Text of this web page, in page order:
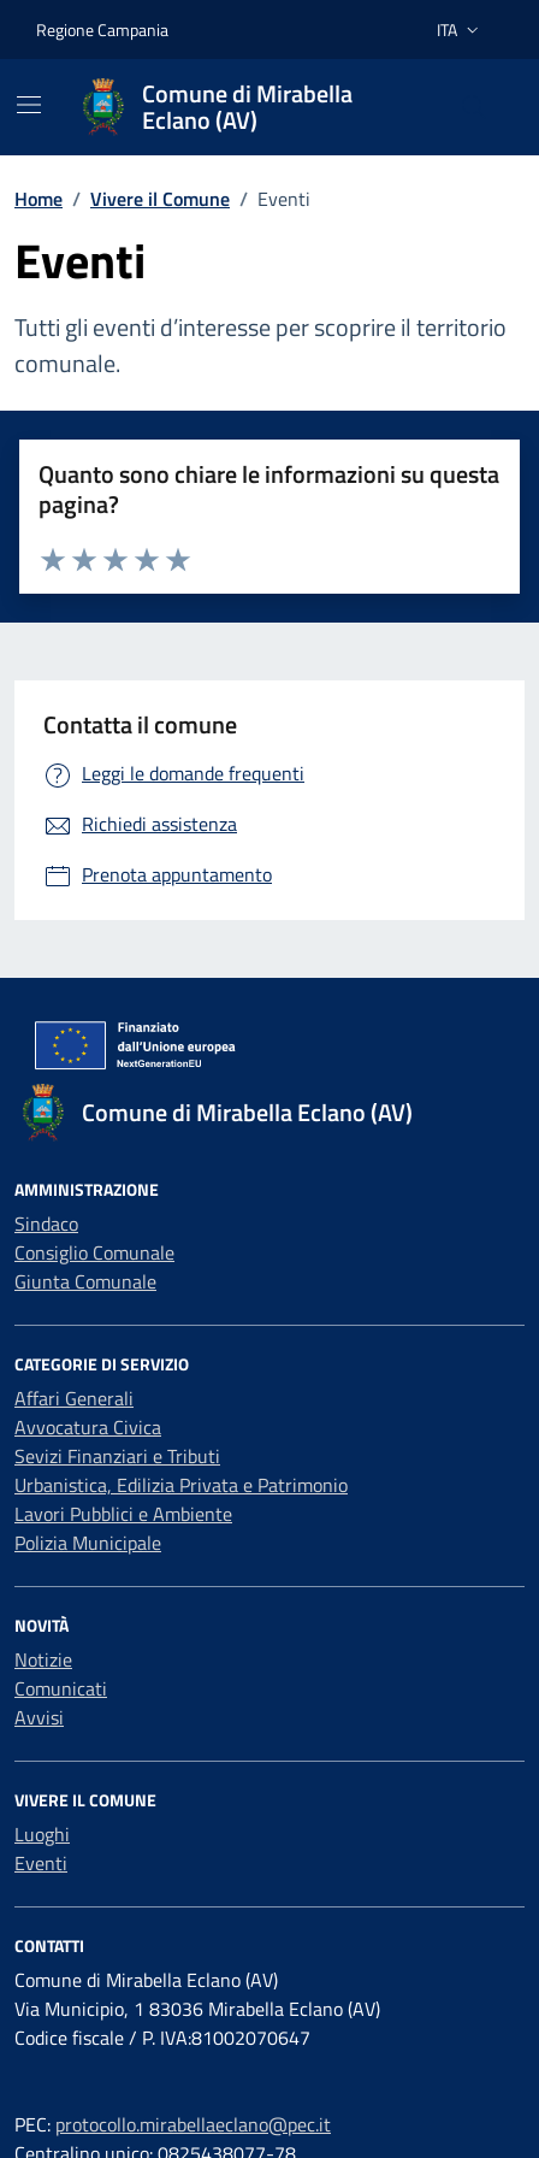
Regione Campania Lingua attiva:
ITA
Comune di Mirabella
Eclano (AV)
Home / Vivere il Comune / Eventi
Eventi
Tutti gli eventi d’interesse per scoprire il territorio
comunale.
Quanto sono chiare le informazioni su questa
pagina?
Valuta 5 stelle su 5
Valuta 4 stelle su 5
Valuta 3 stelle su 5
Valuta 2 stelle su 5
Valuta 1 stelle su 5
Contatta il comune
Leggi le domande frequenti
Richiedi assistenza
Prenota appuntamento
Comune di Mirabella Eclano (AV)
AMMINISTRAZIONE
Sindaco
Consiglio Comunale
Giunta Comunale
CATEGORIE DI SERVIZIO
Affari Generali
Avvocatura Civica
Sevizi Finanziari e Tributi
Urbanistica, Edilizia Privata e Patrimonio
Lavori Pubblici e Ambiente
Polizia Municipale
NOVITÀ
Notizie
Comunicati
Avvisi
VIVERE IL COMUNE
Luoghi
Eventi
CONTATTI
Comune di Mirabella Eclano (AV)
Via Municipio, 1 83036 Mirabella Eclano (AV)
Codice fiscale / P. IVA:81002070647
PEC: protocollo.mirabellaeclano@pec.it